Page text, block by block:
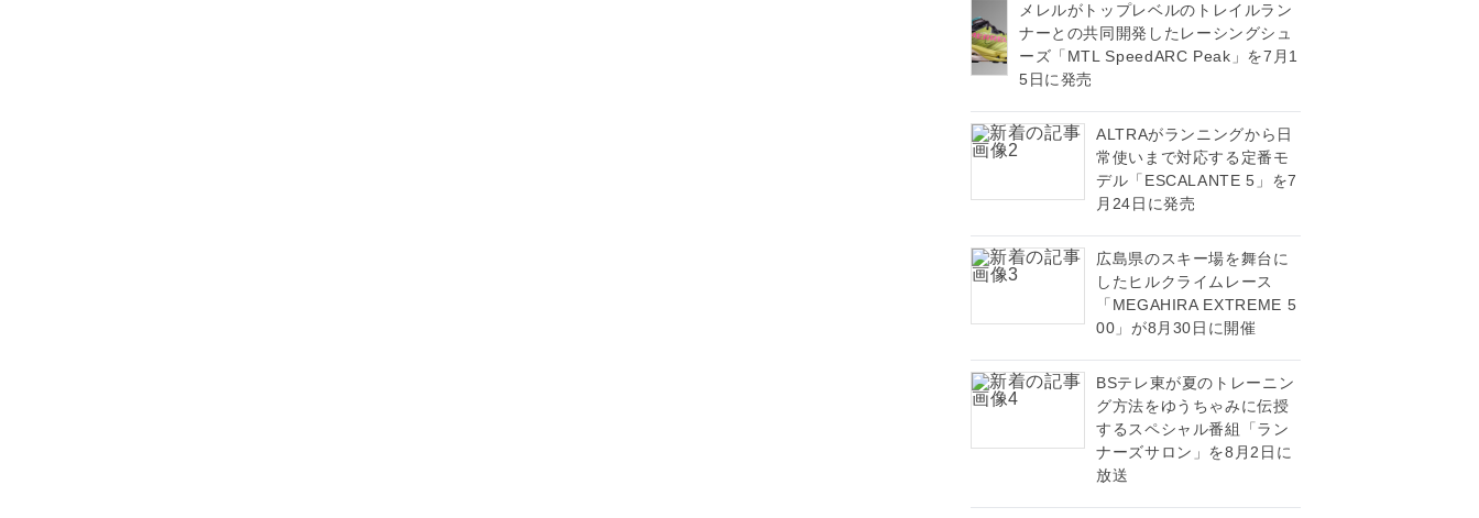
メレルがトップレベルのトレイルラン
ナーとの共同開発したレーシングシュ
ーズ「MTL SpeedARC Peak」を7月1
5日に発売
ALTRAがランニングから日
常使いまで対応する定番モ
デル「ESCALANTE 5」を7
月24日に発売
広島県のスキー場を舞台に
したヒルクライムレース
「MEGAHIRA EXTREME 5
00」が8月30日に開催
BSテレ東が夏のトレーニン
グ方法をゆうちゃみに伝授
するスペシャル番組「ラン
ナーズサロン」を8月2日に
放送